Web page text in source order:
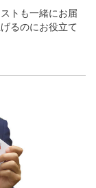
トも一緒にお届
るのにお役立て